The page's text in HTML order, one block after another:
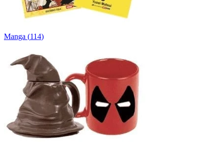
Manga (114)